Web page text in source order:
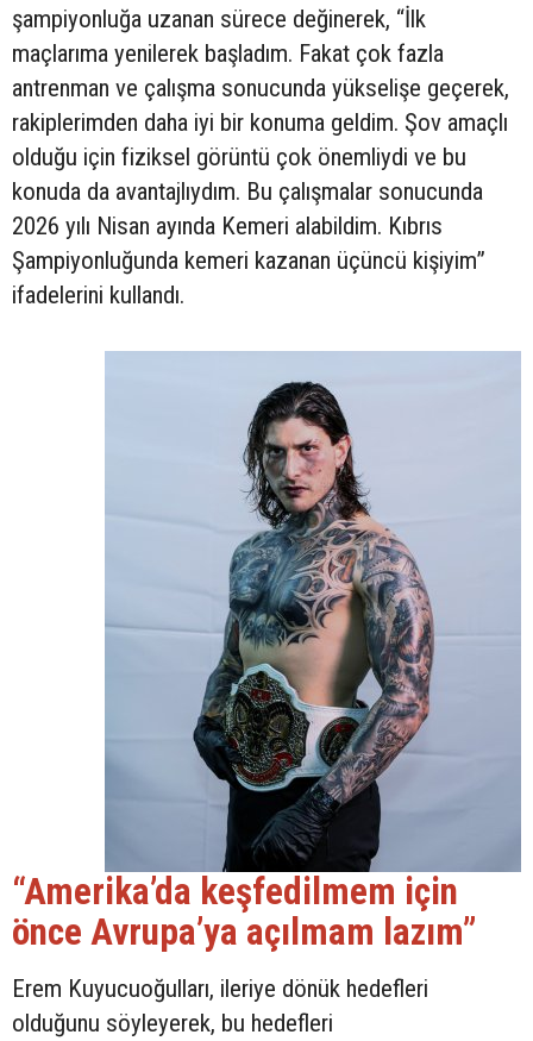
şampiyonluğa uzanan sürece değinerek, “İlk
maçlarıma yenilerek başladım. Fakat çok fazla
antrenman ve çalışma sonucunda yükselişe geçerek,
rakiplerimden daha iyi bir konuma geldim. Şov amaçlı
olduğu için fiziksel görüntü çok önemliydi ve bu
konuda da avantajlıydım. Bu çalışmalar sonucunda
2026 yılı Nisan ayında Kemeri alabildim. Kıbrıs
Şampiyonluğunda kemeri kazanan üçüncü kişiyim”
ifadelerini kullandı.
“Amerika’da keşfedilmem için
önce Avrupa’ya açılmam lazım”
Erem Kuyucuoğulları, ileriye dönük hedefleri
olduğunu söyleyerek, bu hedefleri